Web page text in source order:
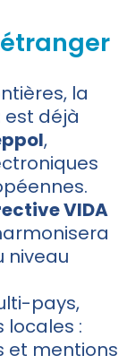
la
est déjà
,
VIDA
niveau
pays,
locales :
et mentions